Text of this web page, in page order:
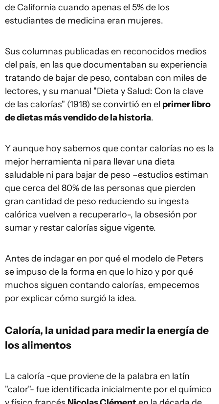
de California cuando apenas el 5% de los
estudiantes de medicina eran mujeres.
Sus columnas publicadas en reconocidos medios
del país, en las que documentaban su experiencia
tratando de bajar de peso, contaban con miles de
lectores, y su manual "Dieta y Salud: Con la clave
de las calorías" (1918) se convirtió en el primer libro
de dietas más vendido de la historia.
Y aunque hoy sabemos que contar calorías no es la
mejor herramienta ni para llevar una dieta
saludable ni para bajar de peso –estudios estiman
que cerca del 80% de las personas que pierden
gran cantidad de peso reduciendo su ingesta
calórica vuelven a recuperarlo-, la obsesión por
sumar y restar calorías sigue vigente.
Antes de indagar en por qué el modelo de Peters
se impuso de la forma en que lo hizo y por qué
muchos siguen contando calorías, empecemos
por explicar cómo surgió la idea.
Caloría, la unidad para medir la energía de
los alimentos
La caloría -que proviene de la palabra en latín
"calor"- fue identificada inicialmente por el químico